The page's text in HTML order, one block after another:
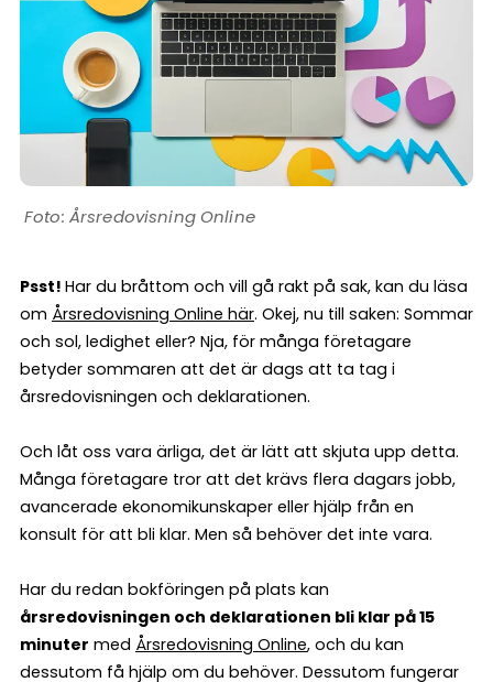
Årsredovisning Online
Psst! Har du bråttom och vill gå rakt på sak, kan du läsa
om Årsredovisning Online här. Okej, nu till saken: Sommar
och sol, ledighet eller? Nja, för många företagare
betyder sommaren att det är dags att ta tag i
årsredovisningen och deklarationen.
Och låt oss vara ärliga, det är lätt att skjuta upp detta.
Många företagare tror att det krävs flera dagars jobb,
avancerade ekonomikunskaper eller hjälp från en
konsult för att bli klar. Men så behöver det inte vara.
Har du redan bokföringen på plats kan
årsredovisningen och deklarationen bli klar på 15
minuter med Årsredovisning Online, och du kan
dessutom få hjälp om du behöver. Dessutom fungerar